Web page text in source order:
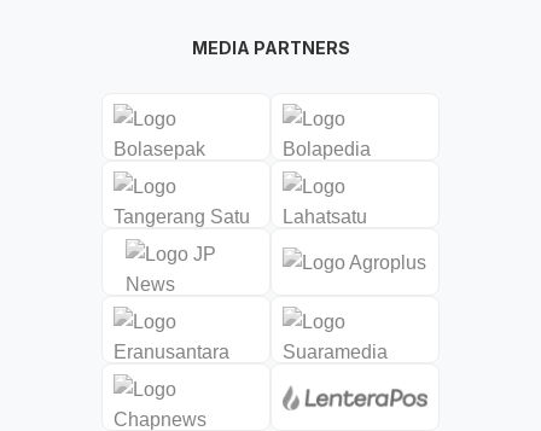
MEDIA PARTNERS